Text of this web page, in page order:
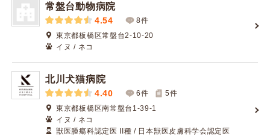
常盤台動物病院
4.54
8件
東京都板橋区常盤台2-10-20
イヌ / ネコ
北川犬猫病院
4.40 6件 5件
東京都板橋区南常盤台1-39-1
イヌ / ネコ
獣医腫瘍科認定医 II種 / 日本獣医皮膚科学会認定医